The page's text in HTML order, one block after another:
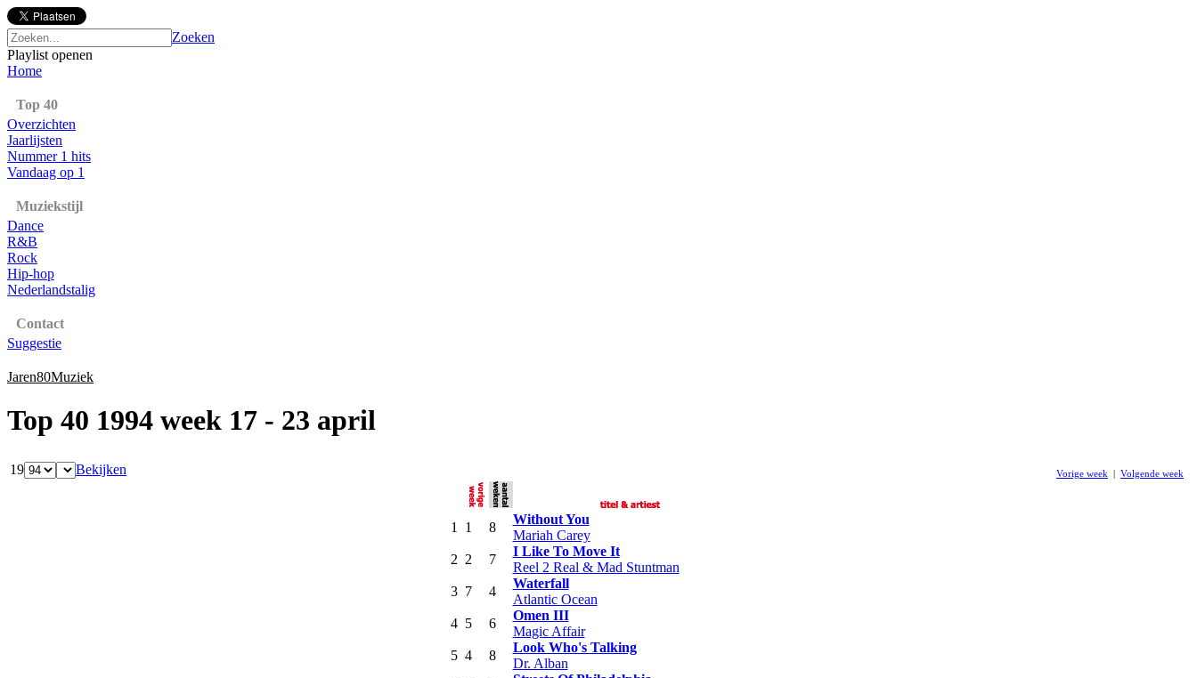
Zoeken
Playlist openen
Home
Top 40
Overzichten
Jaarlijsten
Nummer 1 hits
Vandaag op 1
Muziekstijl
Dance
R&B
Rock
Hip-hop
Nederlandstalig
Contact
Suggestie
Jaren80Muziek
Top 40 1994 week 17 - 23 april
19 Bekijken Vorige week | Volgende week
1 1 8
Without You
Mariah Carey
2 2 7
I Like To Move It
Reel 2 Real & Mad Stuntman
3 7 4
Waterfall
Atlantic Ocean
4 5 6
Omen III
Magic Affair
5 4 8
Look Who's Talking
Dr. Alban